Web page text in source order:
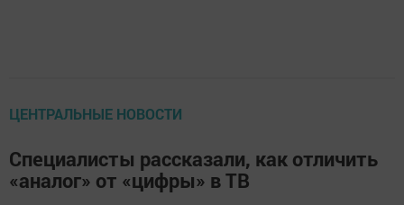
ЦЕНТРАЛЬНЫЕ НОВОСТИ
Специалисты рассказали, как отличить
«аналог» от «цифры» в ТВ